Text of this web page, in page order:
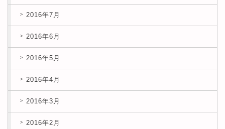
2016年7月
2016年6月
2016年5月
2016年4月
2016年3月
2016年2月